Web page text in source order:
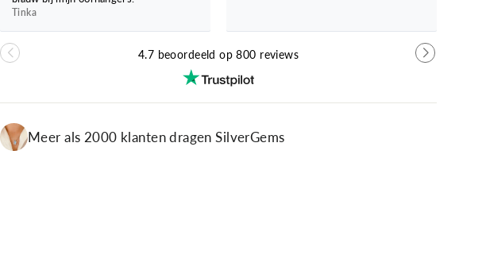
Tinka
4.7 beoordeeld op 800 reviews
Meer als 2000 klanten dragen SilverGems